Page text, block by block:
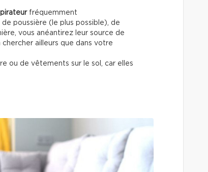
fréquemment
poussière (le plus possible), de
vous anéantirez leur source de
ailleurs que dans votre
ou de vêtements sur le sol, car elles